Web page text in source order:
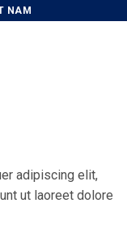
NAM
adipiscing elit,
ut laoreet dolore